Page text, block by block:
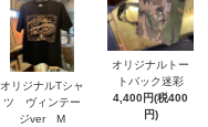
オリジナルTシャ
ツ ヴィンテー
ジver M
オリジナルトー
トバック迷彩
4,400円(税400
円)